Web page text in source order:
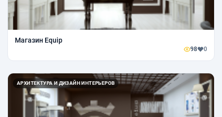
Магазин Equip
98 0
АРХИТЕКТУРА И ДИЗАЙН ИНТЕРЬЕРОВ